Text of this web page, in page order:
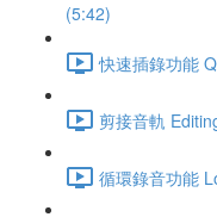
(5:42)
快速插錄功能
剪接音軌
循環錄音功能